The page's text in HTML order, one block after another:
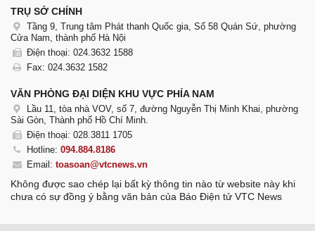
TRỤ SỞ CHÍNH
Tầng 9, Trung tâm Phát thanh Quốc gia, Số 58 Quán Sứ, phường
Cửa Nam, thành phố Hà Nội
Điện thoại: 024.3632 1588
Fax: 024.3632 1582
VĂN PHÒNG ĐẠI DIỆN KHU VỰC PHÍA NAM
Lầu 11, tòa nhà VOV, số 7, đường Nguyễn Thị Minh Khai, phường
Sài Gòn, Thành phố Hồ Chí Minh.
Điện thoại: 028.3811 1705
Hotline:094.884.8186
Email:toasoan@vtcnews.vn
Không được sao chép lại bất kỳ thông tin nào từ website này khi
chưa có sự đồng ý bằng văn bản của Báo Điện tử VTC News